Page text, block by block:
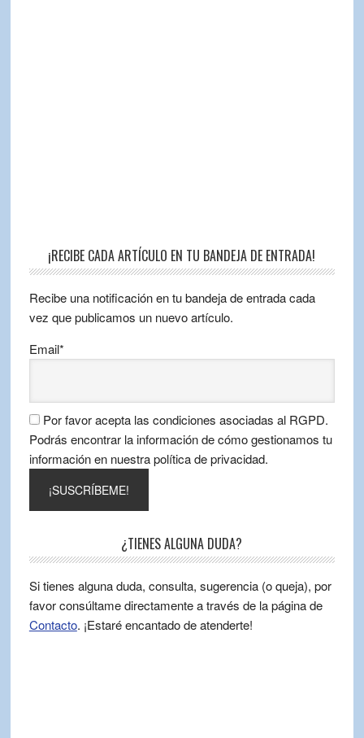
¡RECIBE CADA ARTÍCULO EN TU BANDEJA DE ENTRADA!
Recibe una notificación en tu bandeja de entrada cada
vez que publicamos un nuevo artículo.
Email*
Por favor acepta las condiciones asociadas al RGPD.
Podrás encontrar la información de cómo gestionamos tu
información en nuestra política de privacidad.
¿TIENES ALGUNA DUDA?
Si tienes alguna duda, consulta, sugerencia (o queja), por
favor consúltame directamente a través de la página de
Contacto. ¡Estaré encantado de atenderte!